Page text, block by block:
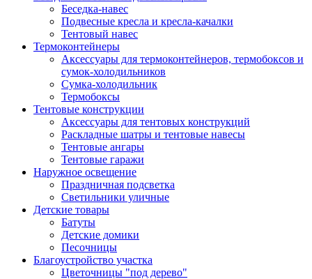
Беседка-навес
Подвесные кресла и кресла-качалки
Тентовый навес
Термоконтейнеры
Аксессуары для термоконтейнеров, термобоксов и
сумок-холодильников
Сумка-холодильник
Термобоксы
Тентовые конструкции
Аксессуары для тентовых конструкций
Раскладные шатры и тентовые навесы
Тентовые ангары
Тентовые гаражи
Наружное освещение
Праздничная подсветка
Светильники уличные
Детские товары
Батуты
Детские домики
Песочницы
Благоустройство участка
Цветочницы "под дерево"